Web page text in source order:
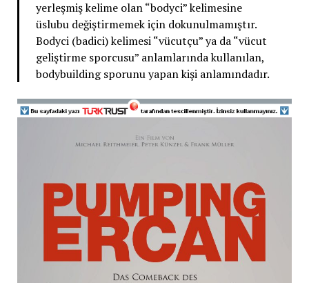
yerleşmiş kelime olan “bodyci” kelimesine
üslubu değiştirmemek için dokunulmamıştır.
Bodyci (badici) kelimesi “vücutçu” ya da “vücut
geliştirme sporcusu” anlamlarında kullanılan,
bodybuilding sporunu yapan kişi anlamındadır.